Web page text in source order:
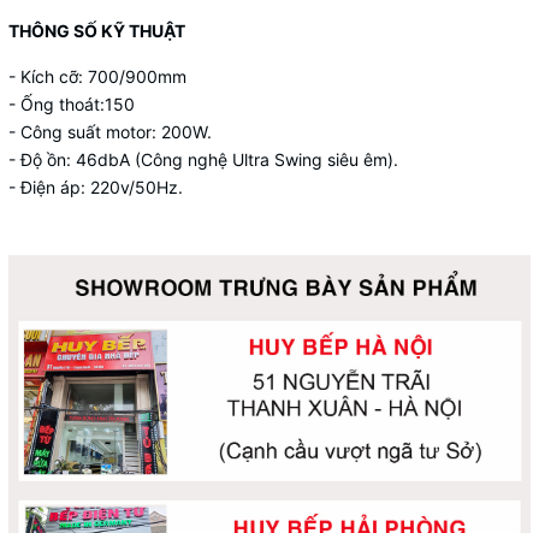
THÔNG SỐ KỸ THUẬT
- Kích cỡ: 700/900mm
- Ống thoát:150
- Công suất motor: 200W.
- Độ ồn: 46dbA (Công nghệ Ultra Swing siêu êm).
- Điện áp: 220v/50Hz.